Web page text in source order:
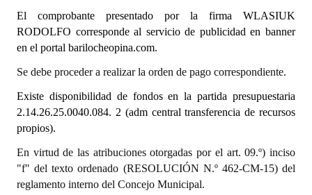
Informes de Gestión
Proyectos Presentados
Dictámenes Asesoría Letrada
Actas de Sesión
Informes de Unidad Coordinadora
Ejecución Presupuestaria
El comprobante presentado por la firma WLASIUK
RODOLFO corresponde al servicio de publicidad en banner
en el portal barilocheopina.com.
Se debe proceder a realizar la orden de pago correspondiente.
Existe disponibilidad de fondos en la partida presupuestaria
2.14.26.25.0040.084. 2 (adm central transferencia de recursos
propios).
En virtud de las atribuciones otorgadas por el art. 09.º) inciso
"f" del texto ordenado (RESOLUCIÓN N.º 462-CM-15) del
reglamento interno del Concejo Municipal.